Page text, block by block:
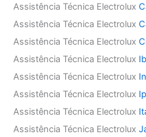
Assistência Técnica Electrolux
Assistência Técnica Electrolux
Assistência Técnica Electrolux
Assistência Técnica Electrolux
Assistência Técnica Electrolux
Assistência Técnica Electrolux
Assistência Técnica Electrolux
Assistência Técnica Electrolux